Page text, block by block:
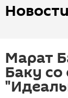
Новости
Марат
Баку